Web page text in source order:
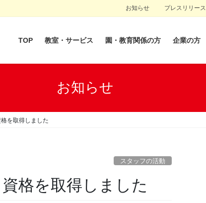
お知らせ プレスリリース
TOP 教室・サービス 園・教育関係の方 企業の方
お知らせ
を取得しました
スタッフの活動
格を取得しました